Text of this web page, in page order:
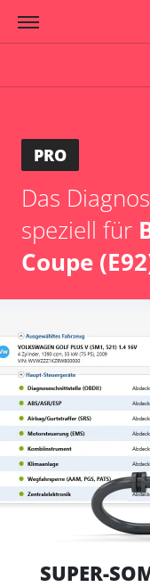
PRO
Das
speziell für
Coupe
SUPER-